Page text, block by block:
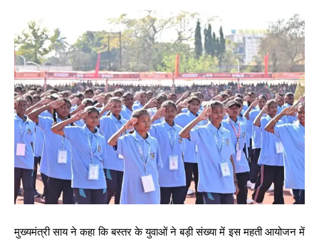
मुख्यमंत्री साय ने कहा कि बस्तर के युवाओं ने बड़ी संख्या में इस महती आयोजन में